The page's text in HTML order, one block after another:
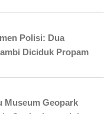
Polisi: Dua
Diciduk Propam
Museum Geopark